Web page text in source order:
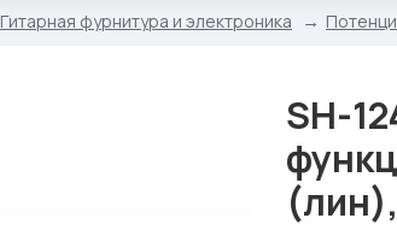
Гитарная фурнитура и электроника
SH-